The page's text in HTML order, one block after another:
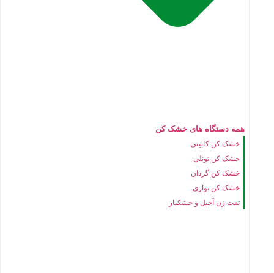
همه دستگاه های خشک کن
خشک کن کابینی
خشک کن تونلی
خشک کن گردان
خشک کن نواری
تفت زن آجیل و خشکبار